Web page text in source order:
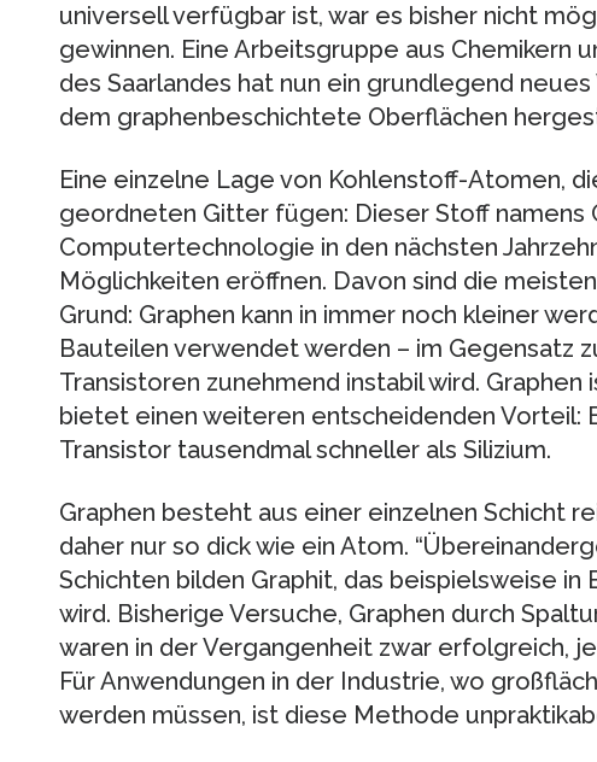
universell verfügbar ist, war es bisher nicht
gewinnen. Eine Arbeitsgruppe aus Chemikern
des Saarlandes hat nun ein grundlegend
dem graphenbeschichtete Oberflächen
Eine einzelne Lage von Kohlenstoff-Atomen,
geordneten Gitter fügen: Dieser Stoff namens
Computertechnologie in den nächsten
Möglichkeiten eröffnen. Davon sind die
Grund: Graphen kann in immer noch kleiner
Bauteilen verwendet werden – im Gegensatz
Transistoren zunehmend instabil wird.
bietet einen weiteren entscheidenden Vorteil:
Transistor tausendmal schneller als Silizium.
Graphen besteht aus einer einzelnen Schicht
daher nur so dick wie ein Atom.
Schichten bilden Graphit, das beispielsweise
wird. Bisherige Versuche, Graphen durch
waren in der Vergangenheit zwar erfolgreich,
Für Anwendungen in der Industrie, wo
werden müssen, ist diese Methode